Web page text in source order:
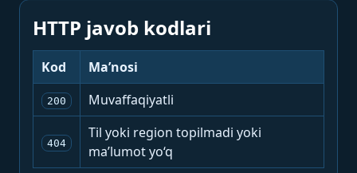
HTTP javob kodlari
Kod Ma’nosi
200 Muvaffaqiyatli
404
Til yoki region topilmadi yoki
ma’lumot yo‘q